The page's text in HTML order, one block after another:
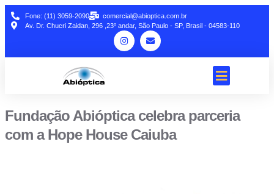
Fone: (11) 3059-2090
comercial@abioptica.com.br
Av. Dr. Chucri Zaidan, 296 ,23º andar, São Paulo - SP, Brasil - 04583-110
Fundação Abióptica celebra parceria
com a Hope House Caiuba